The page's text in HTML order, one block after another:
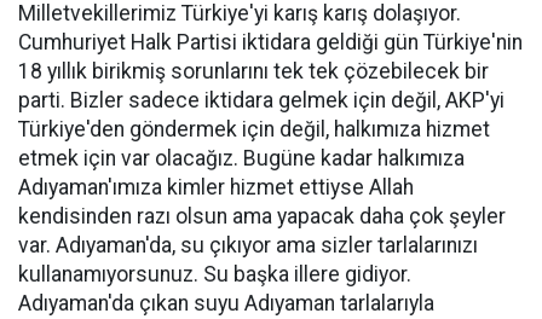
Milletvekillerimiz Türkiye'yi karış karış dolaşıyor.
Cumhuriyet Halk Partisi iktidara geldiği gün Türkiye'nin
18 yıllık birikmiş sorunlarını tek tek çözebilecek bir
parti. Bizler sadece iktidara gelmek için değil, AKP'yi
Türkiye'den göndermek için değil, halkımıza hizmet
etmek için var olacağız. Bugüne kadar halkımıza
Adıyaman'ımıza kimler hizmet ettiyse Allah
kendisinden razı olsun ama yapacak daha çok şeyler
var. Adıyaman'da, su çıkıyor ama sizler tarlalarınızı
kullanamıyorsunuz. Su başka illere gidiyor.
Adıyaman'da çıkan suyu Adıyaman tarlalarıyla